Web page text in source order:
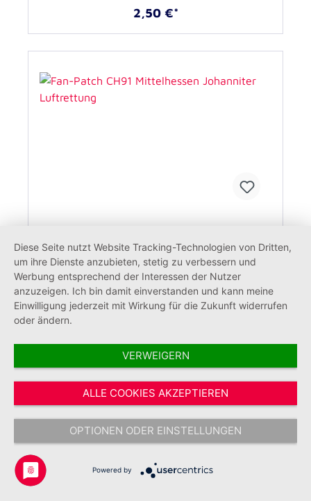
2,50 €*
Fan-Patch CH91 Mittelhessen
Johanniter Luftrettung
Diese Seite nutzt Website Tracking-Technologien von Dritten,
um ihre Dienste anzubieten, stetig zu verbessern und
Werbung entsprechend der Interessen der Nutzer
anzuzeigen. Ich bin damit einverstanden und kann meine
Einwilligung jederzeit mit Wirkung für die Zukunft widerrufen
oder ändern.
VERWEIGERN
ALLE COOKIES AKZEPTIEREN
OPTIONEN ODER EINSTELLUNGEN
Powered by